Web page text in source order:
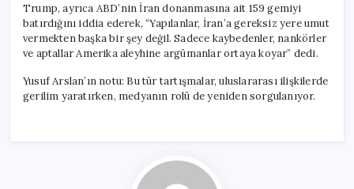
Trump, ayrıca ABD’nin İran donanmasına ait 159 gemiyi
batırdığını iddia ederek, “Yapılanlar, İran’a gereksiz yere umut
vermekten başka bir şey değil. Sadece kaybedenler, nankörler
ve aptallar Amerika aleyhine argümanlar ortaya koyar” dedi.
Yusuf Arslan’ın notu: Bu tür tartışmalar, uluslararası ilişkilerde
gerilim yaratırken, medyanın rolü de yeniden sorgulanıyor.